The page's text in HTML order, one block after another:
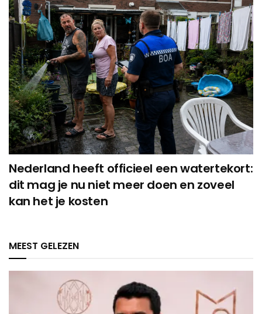
Nederland heeft officieel een watertekort:
dit mag je nu niet meer doen en zoveel
kan het je kosten
MEEST GELEZEN